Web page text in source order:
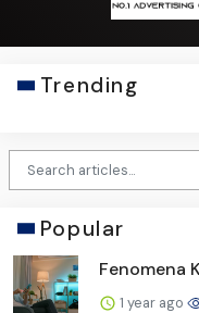
Trending
Popular
Fenomena
1 year ago